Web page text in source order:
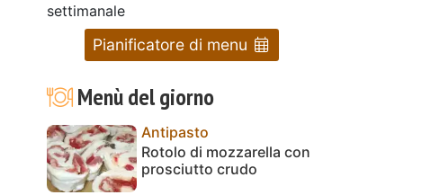
settimanale
Pianificatore di menu
Menù del giorno
Antipasto
Rotolo di mozzarella con
prosciutto crudo